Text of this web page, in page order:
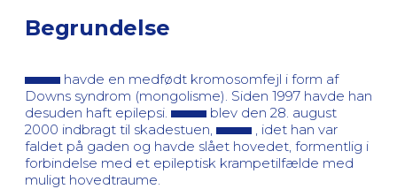
Begrundelse
havde en medfødt kromosomfejl i form af
Downs syndrom (mongolisme). Siden 1997 havde han
desuden haft epilepsi.
blev den 28. august
2000 indbragt til skadestuen,
, idet han var
faldet på gaden og havde slået hovedet, formentlig i
forbindelse med et epileptisk krampetilfælde med
muligt hovedtraume.